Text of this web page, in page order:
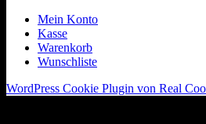
Mein Konto
Kasse
Warenkorb
Wunschliste
WordPress Cookie Plugin von Real